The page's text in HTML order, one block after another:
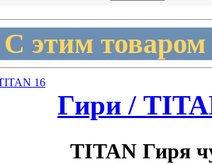
С этим
Гири /
TITAN Гиря